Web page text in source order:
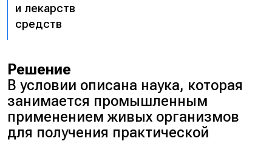
и лекарств
средств
Решение
В условии описана наука, которая
занимается промышленным
применением живых организмов
для получения практической